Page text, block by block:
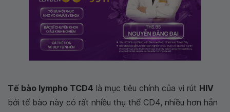
Tế bào lympho TCD4 là mục tiêu chính của vi rút HIV
bởi tế bào này có rất nhiều thụ thể CD4, nhiều hơn hẳn